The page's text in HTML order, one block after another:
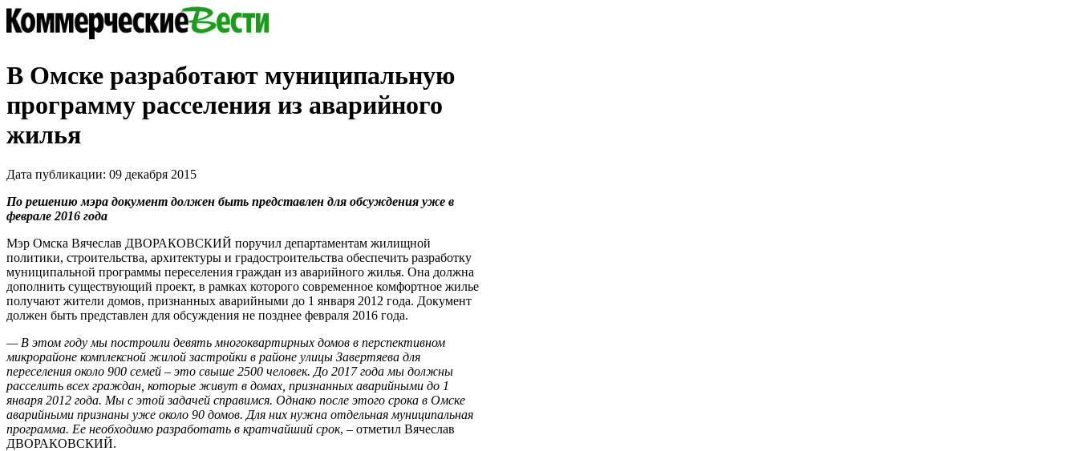
В Омске разработают муниципальную
программу расселения из аварийного
жилья
Дата публикации: 09 декабря 2015
По решению мэра документ должен быть представлен для обсуждения уже в
феврале 2016 года
Мэр Омска Вячеслав ДВОРАКОВСКИЙ поручил департаментам жилищной
политики, строительства, архитектуры и градостроительства обеспечить разработку
муниципальной программы переселения граждан из аварийного жилья. Она должна
дополнить существующий проект, в рамках которого современное комфортное жилье
получают жители домов, признанных аварийными до 1 января 2012 года. Документ
должен быть представлен для обсуждения не позднее февраля 2016 года.
— В этом году мы построили девять многоквартирных домов в перспективном
микрорайоне комплексной жилой застройки в районе улицы Завертяева для
переселения около 900 семей – это свыше 2500 человек. До 2017 года мы должны
расселить всех граждан, которые живут в домах, признанных аварийными до 1
января 2012 года. Мы с этой задачей справимся. Однако после этого срока в Омске
аварийными признаны уже около 90 домов. Для них нужна отдельная муниципальная
программа. Ее необходимо разработать в кратчайший срок, – отметил Вячеслав
ДВОРАКОВСКИЙ.